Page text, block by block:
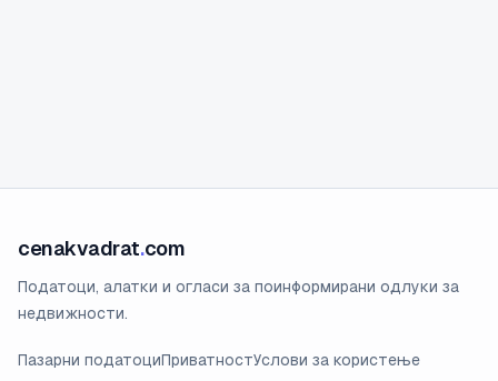
cenakvadrat.com
Податоци, алатки и огласи за поинформирани одлуки за
недвижности.
Пазарни податоциПриватностУслови за користење